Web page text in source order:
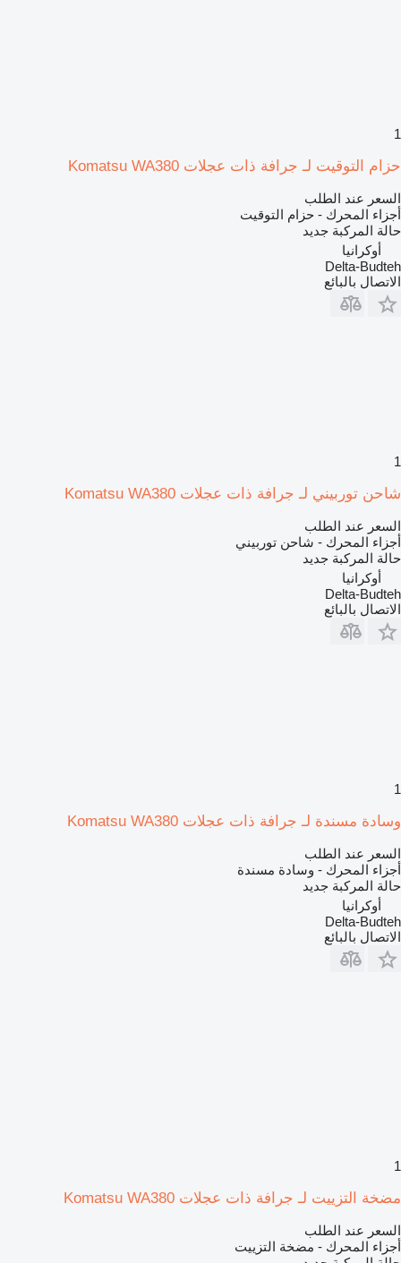
1
حزام التوقيت لـ جرافة ذات عجلات Komatsu WA380
السعر عند الطلب
أجزاء المحرك - حزام التوقيت
حالة المركبة جديد
أوكرانيا
Delta-Budteh
الاتصال بالبائع
1
شاحن توربيني لـ جرافة ذات عجلات Komatsu WA380
السعر عند الطلب
أجزاء المحرك - شاحن توربيني
حالة المركبة جديد
أوكرانيا
Delta-Budteh
الاتصال بالبائع
1
وسادة مسندة لـ جرافة ذات عجلات Komatsu WA380
السعر عند الطلب
أجزاء المحرك - وسادة مسندة
حالة المركبة جديد
أوكرانيا
Delta-Budteh
الاتصال بالبائع
1
مضخة التزييت لـ جرافة ذات عجلات Komatsu WA380
السعر عند الطلب
أجزاء المحرك - مضخة التزييت